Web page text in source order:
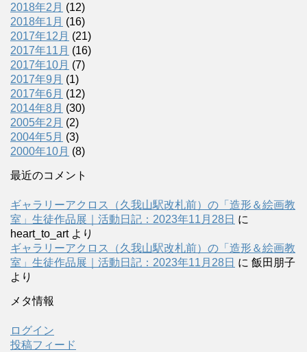
2018年2月 (12)
2018年1月 (16)
2017年12月 (21)
2017年11月 (16)
2017年10月 (7)
2017年9月 (1)
2017年6月 (12)
2014年8月 (30)
2005年2月 (2)
2004年5月 (3)
2000年10月 (8)
最近のコメント
ギャラリーアクロス（久我山駅改札前）の「造形＆絵画教
室」生徒作品展｜活動日記：2023年11月28日 に
heart_to_artより
ギャラリーアクロス（久我山駅改札前）の「造形＆絵画教
室」生徒作品展｜活動日記：2023年11月28日 に 飯田朋子
より
メタ情報
ログイン
投稿フィード